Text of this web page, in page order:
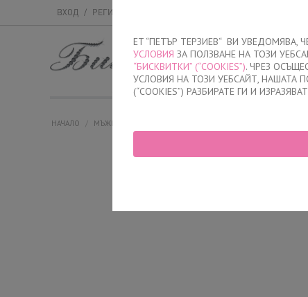
ET “ПЕТЪР ТЕРЗИЕВ“ ВИ
УСЛОВИЯ ЗА ПОЛЗВАНЕ НА ТОЗИ
“БИСКВИТКИ” (“COOKIES”). ЧРЕЗ
УСЛОВИЯ НА ТОЗИ УЕБСАЙТ, НАШАТА
(“COOKIES”) РАЗБИРАТЕ ГИ И
ВХОД / РЕГИСТРАЦИЯ
МЪЖКО
НАЧАЛО / МЪЖКО